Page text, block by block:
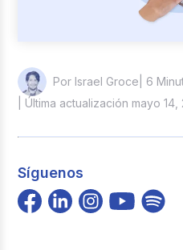
Por Israel Groce | 6
| Última actualización mayo 14,
Síguenos